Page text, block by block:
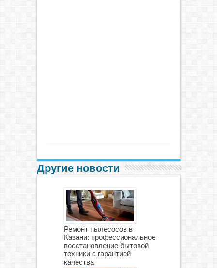
Другие новости
Ремонт пылесосов в
Казани: профессиональное
восстановление бытовой
техники с гарантией
качества